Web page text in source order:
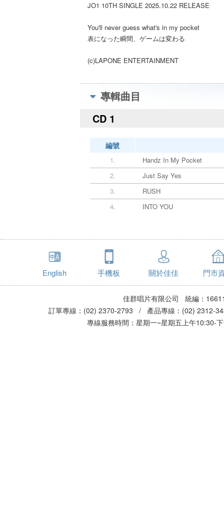
JO1 10TH SINGLE 2025.10.22 RELEASE
You'll never guess what's in my pocket
表になった瞬間、ゲームは変わる
(c)LAPONE ENTERTAINMENT
專輯曲目
CD 1
編號
1.
Handz In My Pocket
2.
Just Say Yes
3.
RUSH
4.
INTO YOU
English 手機板 關於佳佳 門市
佳群唱片有限公司 統編：
訂單專線：(02) 2370-2793 / 產品專線：(02)
專線服務時間：星期一~星期五上午10:30-